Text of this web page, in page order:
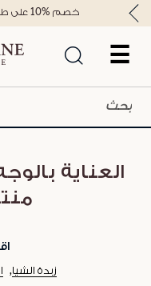
☰
خصم %10 على طلبكم الأول*، كود WELCOME10
العناية
زبدة الشيا